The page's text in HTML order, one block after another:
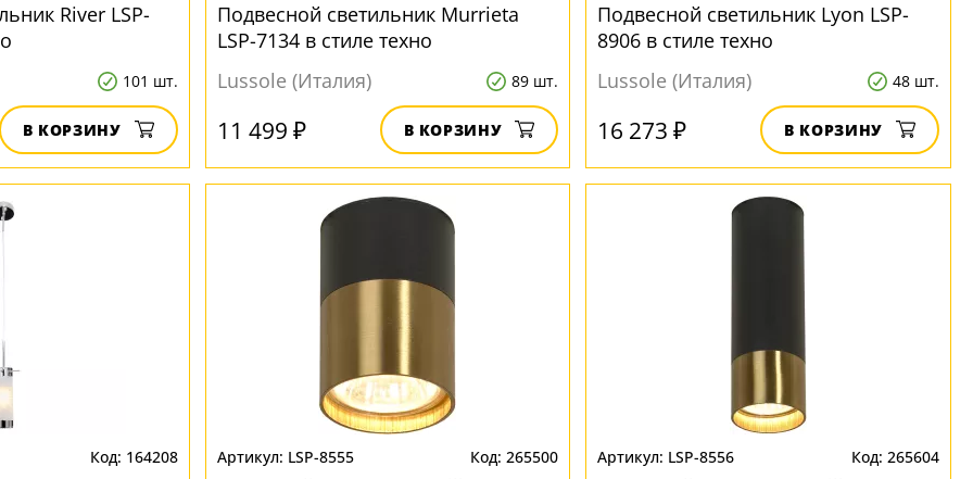
River LSP-
101 шт.
В КОРЗИНУ
Подвесной светильник Murrieta
LSP-7134 в стиле техно
Lussole (Италия)
89 шт.
11 499 ₽ В КОРЗИНУ
Подвесной светильник Lyon LSP-
8906 в стиле техно
Lussole (Италия)
48 шт.
16 273 ₽ В КОРЗИНУ
164208 LSP-8555 265500 LSP-8556 265604